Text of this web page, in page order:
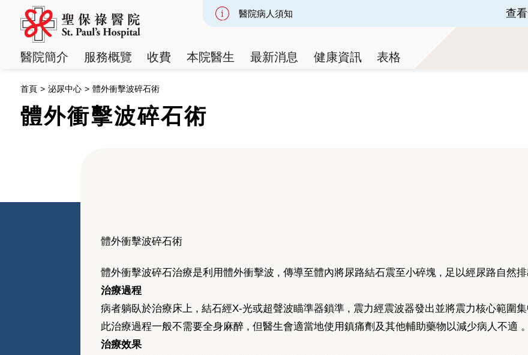
醫院病人須知 查
醫院簡介 服務概覽 收費 本院醫生 最新消息 健康資訊 表格
首頁 > 泌尿中心 > 體外衝擊波碎石術
體外衝擊波碎石術
體外衝擊波碎石術
體外衝擊波碎石治療是利用體外衝擊波 , 傳導至體內將尿路結石震至小碎塊 , 足以經尿路自然排
治療過程
病者躺臥於治療床上 , 結石經X-光或超聲波瞄準器鎖準 , 震力經震波器發出並將震力核心範圍集
此治療過程一般不需要全身麻醉 , 但醫生會適當地使用鎮痛劑及其他輔助藥物以減少病人不適 。
治療效果